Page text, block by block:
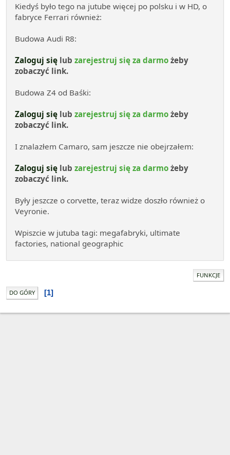
Kiedyś było tego na jutube więcej po polsku i w HD, o
fabryce Ferrari również:
Budowa Audi R8:
Zaloguj się lub zarejestruj się za darmo żeby
zobaczyć link.
Budowa Z4 od Baśki:
Zaloguj się lub zarejestruj się za darmo żeby
zobaczyć link.
I znalazłem Camaro, sam jeszcze nie obejrzałem:
Zaloguj się lub zarejestruj się za darmo żeby
zobaczyć link.
Były jeszcze o corvette, teraz widze doszło również o
Veyronie.
Wpiszcie w jutuba tagi: megafabryki, ultimate
factories, national geographic
FUNKCJE
DO GÓRY 1